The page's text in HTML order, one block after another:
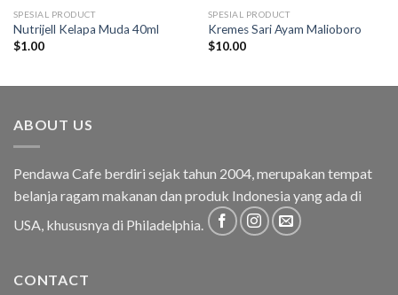
SPESIAL PRODUCT
Nutrijell Kelapa Muda 40ml
$1.00
SPESIAL PRODUCT
Kremes Sari Ayam Malioboro
$10.00
ABOUT US
Pendawa Cafe berdiri sejak tahun 2004, merupakan tempat
belanja ragam makanan dan produk Indonesia yang ada di
USA, khususnya di Philadelphia.
CONTACT